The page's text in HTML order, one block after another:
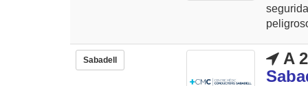
Sabadell
A